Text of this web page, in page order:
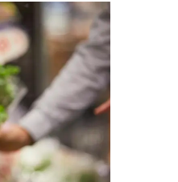
(Jylland)
Markedsupdate -